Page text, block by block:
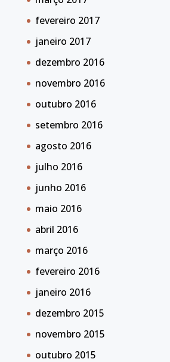
fevereiro 2017
janeiro 2017
dezembro 2016
novembro 2016
outubro 2016
setembro 2016
agosto 2016
julho 2016
junho 2016
maio 2016
abril 2016
março 2016
fevereiro 2016
janeiro 2016
dezembro 2015
novembro 2015
outubro 2015